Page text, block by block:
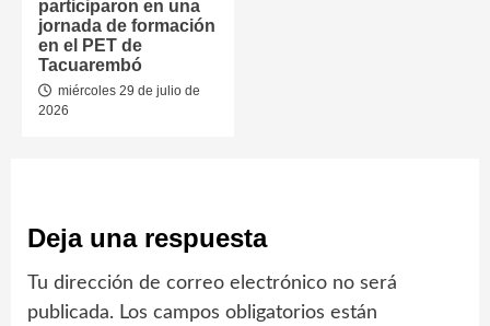
participaron en una
jornada de formación
en el PET de
Tacuarembó
miércoles 29 de julio de
2026
Deja una respuesta
Tu dirección de correo electrónico no será
publicada. Los campos obligatorios están